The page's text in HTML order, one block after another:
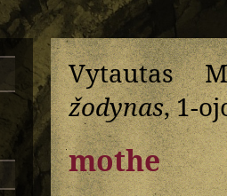
Vytautas
žodynas, 1-
mothe